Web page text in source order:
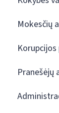
Mokesčių
Pranešėjų